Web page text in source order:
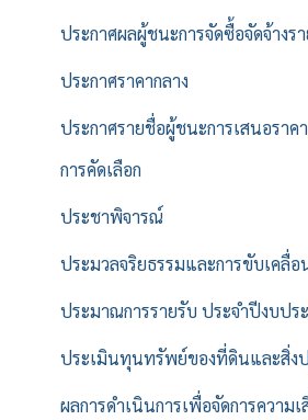
ประกาศผลผู้ชนะการจัดซื้อจัดจ้างร
ประกาศราคากลาง
ประกาศรายชื่อผู้ชนะการเสนอราค
การคัดเลือก
ประชาพิจารณ์
ประมวลจริยธรรมและการขับเคลื่อ
ประมาณการรายรับ ประจำปีงบปร
ประเมินทุนทรัพย์ของที่ดินและสิ่งป
ผลการดำเนินการเพื่อจัดการความเ